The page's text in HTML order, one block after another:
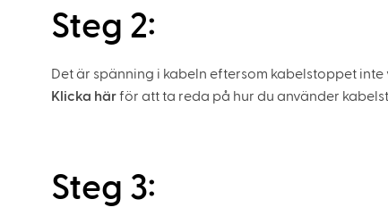
Steg 2:
Det är spänning i kabeln eftersom kabelstoppet
Klicka härför att ta reda på hur du använder
Steg 3: